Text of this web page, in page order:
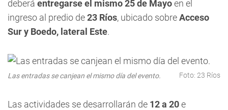
deberá entregarse el mismo 25 de Mayoen el
ingreso al predio de23 Ríos, ubicado sobreAcceso
Sur y Boedo, lateral Este.
Las entradas se canjean el mismo día del evento. Foto: 23 Ríos
Las actividades se desarrollarán de 12 a 20e